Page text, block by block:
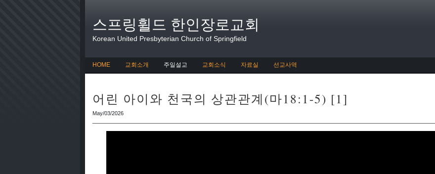
스프링휠드 한인장로교회
Korean United Presbyterian Church of Springfield
HOME 교회소개 주일설교 교회소식 자료실 선교사역
어린 아이와 천국의 상관관계(마18:1-5) [1]
May/03/2026